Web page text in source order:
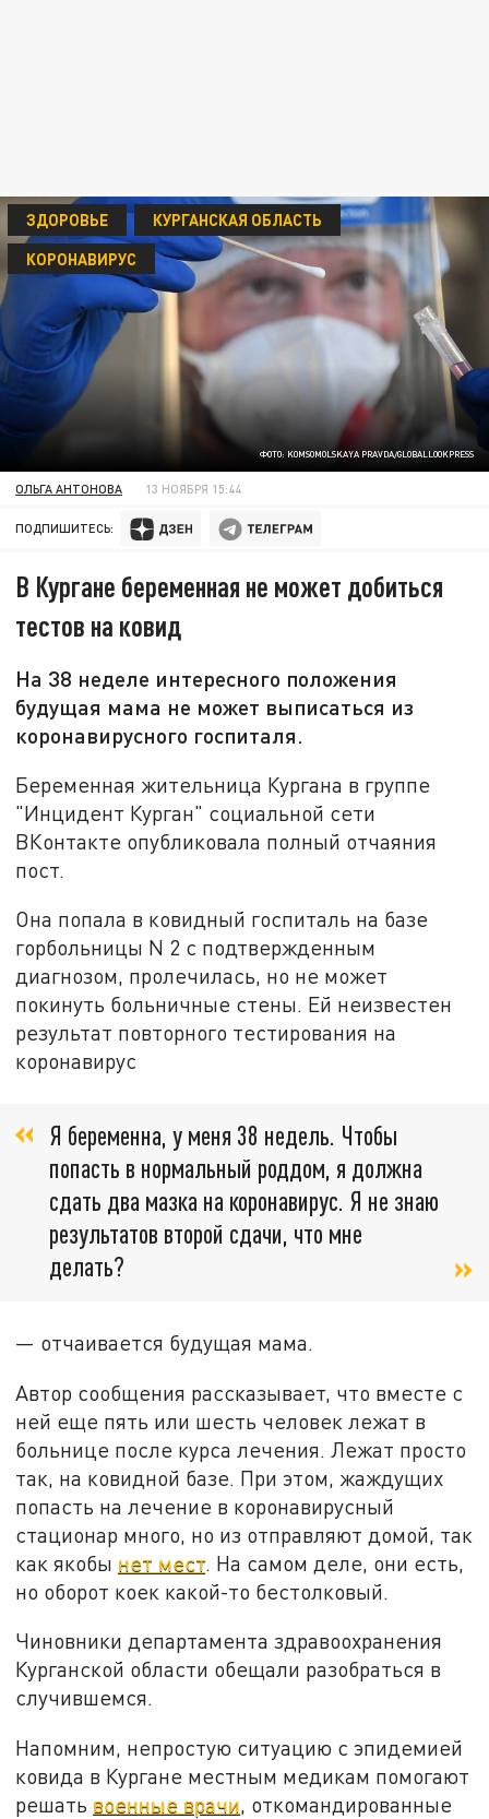
ФОТО: KOMSOMOLSKAYA PRAVDA/GLOBALLOOKPRESS
ЗДОРОВЬЕ
КУРГАНСКАЯ ОБЛАСТЬ
КОРОНАВИРУС
ОЛЬГА АНТОНОВА 13 НОЯБРЯ 15:44
ПОДПИШИТЕСЬ:
В Кургане беременная не может добиться
тестов на ковид
На 38 неделе интересного положения
будущая мама не может выписаться из
коронавирусного госпиталя.
Беременная жительница Кургана в группе
"Инцидент Курган" социальной сети
ВКонтакте опубликовала полный отчаяния
пост.
Она попала в ковидный госпиталь на базе
горбольницы N 2 с подтвержденным
диагнозом, пролечилась, но не может
покинуть больничные стены. Ей неизвестен
результат повторного тестирования на
коронавирус
Я беременна, у меня 38 недель. Чтобы
попасть в нормальный роддом, я должна
сдать два мазка на коронавирус. Я не знаю
результатов второй сдачи, что мне
делать?
— отчаивается будущая мама.
Автор сообщения рассказывает, что вместе с
ней еще пять или шесть человек лежат в
больнице после курса лечения. Лежат просто
так, на ковидной базе. При этом, жаждущих
попасть на лечение в коронавирусный
стационар много, но из отправляют домой, так
как якобы нет мест. На самом деле, они есть,
но оборот коек какой-то бестолковый.
Чиновники департамента здравоохранения
Курганской области обещали разобраться в
случившемся.
Напомним, непростую ситуацию с эпидемией
ковида в Кургане местным медикам помогают
решать военные врачи, откомандированные